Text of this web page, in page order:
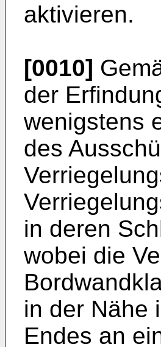
aktivieren.
[0010]
der
wenigstens
des
in deren
wobei die
in der Nähe
Endes an